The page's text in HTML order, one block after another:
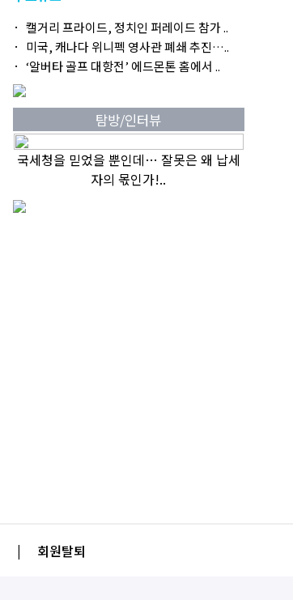
캘거리 프라이드, 정치인 퍼레이드 참가 ..
미국, 캐나다 위니펙 영사관 폐쇄 추진…..
‘알버타 골프 대항전’ 에드몬톤 홈에서 ..
탐방/인터뷰
국세청을 믿었을 뿐인데… 잘못은 왜 납세
자의 몫인가!..
| 회원탈퇴